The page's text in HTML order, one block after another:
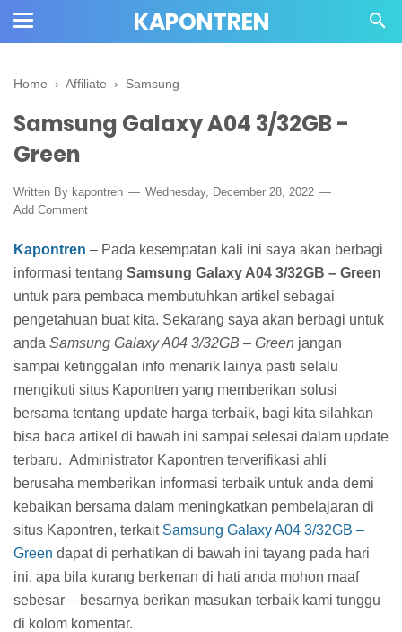
KAPONTREN
Home › Affiliate › Samsung
Samsung Galaxy A04 3/32GB -
Green
Written By kapontren
Wednesday, December 28, 2022
Add Comment
Kapontren – Pada kesempatan kali ini saya akan berbagi
informasi tentang Samsung Galaxy A04 3/32GB – Green
untuk para pembaca membutuhkan artikel sebagai
pengetahuan buat kita. Sekarang saya akan berbagi untuk
anda Samsung Galaxy A04 3/32GB – Green jangan
sampai ketinggalan info menarik lainya pasti selalu
mengikuti situs Kapontren yang memberikan solusi
bersama tentang update harga terbaik, bagi kita silahkan
bisa baca artikel di bawah ini sampai selesai dalam update
terbaru. Administrator Kapontren terverifikasi ahli
berusaha memberikan informasi terbaik untuk anda demi
kebaikan bersama dalam meningkatkan pembelajaran di
situs Kapontren, terkait Samsung Galaxy A04 3/32GB –
Green dapat di perhatikan di bawah ini tayang pada hari
ini, apa bila kurang berkenan di hati anda mohon maaf
sebesar – besarnya berikan masukan terbaik kami tunggu
di kolom komentar.